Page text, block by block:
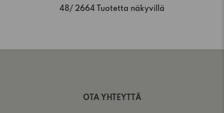
48/ 2664 Tuotetta näkyvillä
OTA YHTEYTTÄ